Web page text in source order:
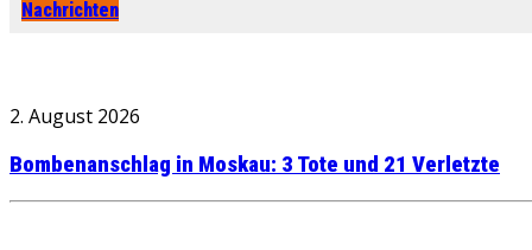
Nachrichten
2. August 2026
Bombenanschlag in Moskau: 3 Tote und 21 Verletzte